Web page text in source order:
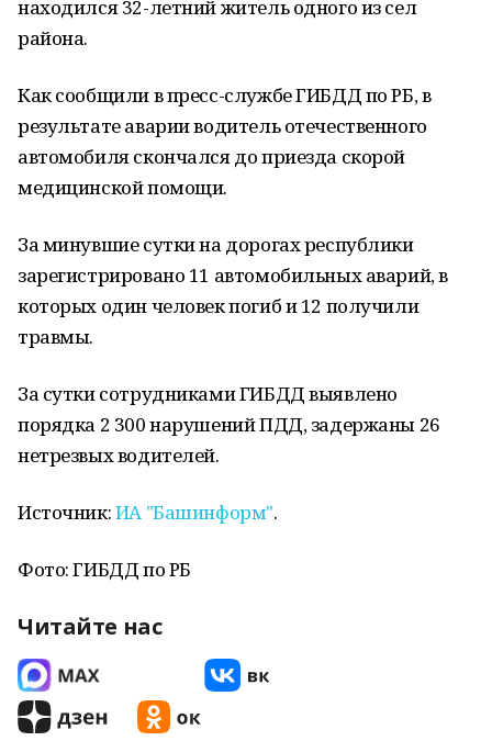
находился 32-летний житель одного из сел
района.
Как сообщили в пресс-службе ГИБДД по РБ, в
результате аварии водитель отечественного
автомобиля скончался до приезда скорой
медицинской помощи.
За минувшие сутки на дорогах республики
зарегистрировано 11 автомобильных аварий, в
которых один человек погиб и 12 получили
травмы.
За сутки сотрудниками ГИБДД выявлено
порядка 2 300 нарушений ПДД, задержаны 26
нетрезвых водителей.
Источник:ИА "Башинформ".
Фото: ГИБДД по РБ
Читайте нас